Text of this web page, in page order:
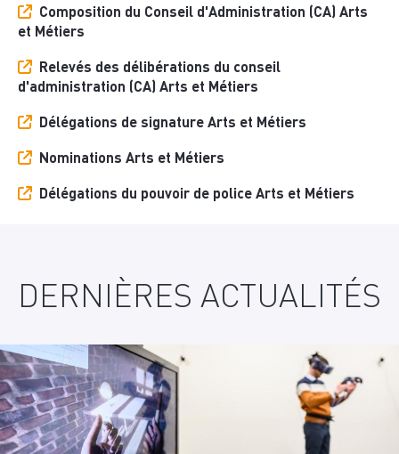
Composition du Conseil d'Administration (CA) Arts
et Métiers
Relevés des délibérations du conseil
d'administration (CA) Arts et Métiers
Délégations de signature Arts et Métiers
Nominations Arts et Métiers
Délégations du pouvoir de police Arts et Métiers
DERNIÈRES ACTUALITÉS